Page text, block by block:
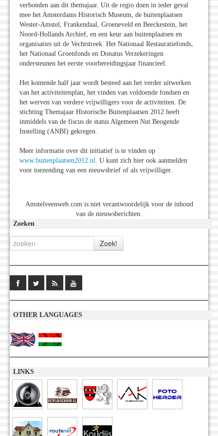
verbonden aan dit themajaar. Uit de regio doen in ieder geval
mee het Amsterdams Historisch Museum, de buitenplaatsen
Wester-Amstel, Frankendaal, Groeneveld en Beeckestein, het
Noord-Hollands Archief, en een keur aan buitenplaatsen en
organisaties uit de Vechtstreek. Het Nationaal Restauratiefonds,
het Nationaal Groenfonds en Donatus Verzekeringen
ondersteunen het eerste voorbereidingsjaar financieel.
Het komende half jaar wordt besteed aan het verder uitwerken
van het activiteitenplan, het vinden van voldoende fondsen en
het werven van verdere vrijwilligers voor de activiteiten. De
stichting Themajaar Historische Buitenplaatsen 2012 heeft
inmiddels van de fiscus de status Algemeen Nut Beogende
Instelling (ANBI) gekregen.
Meer informatie over dit initiatief is te vinden op
www.buitenplaatsen2012.nl. U kunt zich hier ook aanmelden
voor toezending van een nieuwsbrief of als vrijwilliger.
Amstelveenweb.com is niet verantwoordelijk voor de inhoud
van de nieuwsberichten.
Zoeken
OTHER LANGUAGES
LINKS